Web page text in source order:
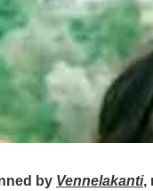
by Vennelakanti,